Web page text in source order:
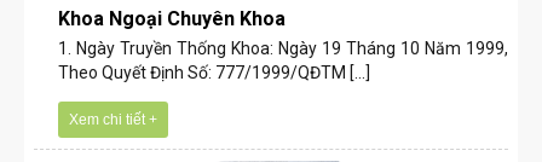
Khoa Ngoại Chuyên Khoa
1. Ngày Truyền Thống Khoa: Ngày 19 Tháng 10 Năm 1999,
Theo Quyết Định Số: 777/1999/QĐTM [...]
Xem chi tiết +